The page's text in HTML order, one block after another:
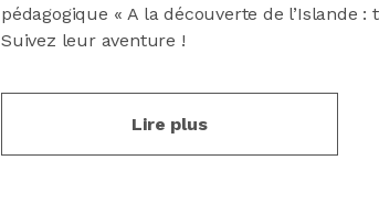
pédagogique « A la découverte de l’Islande
Suivez leur aventure !
Lire plus